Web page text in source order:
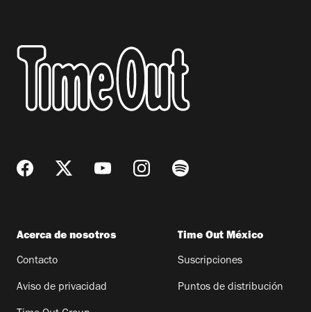
Acerca de nosotros
Contacto
Aviso de privacidad
Time Out México
Suscripciones
Puntos de distribución